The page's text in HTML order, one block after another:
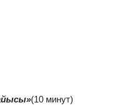
(10 минут)